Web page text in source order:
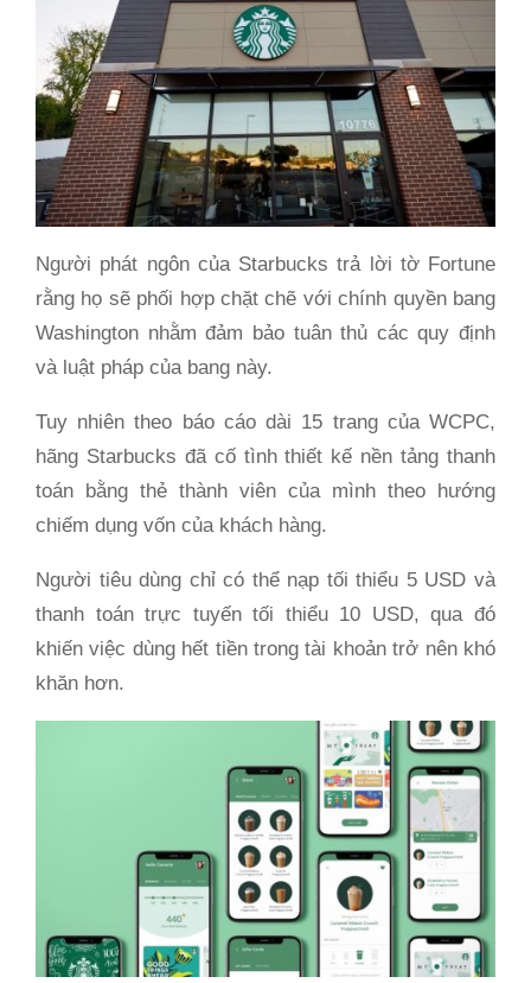
Người phát ngôn của Starbucks trả lời tờ Fortune
rằng họ sẽ phối hợp chặt chẽ với chính quyền bang
Washington nhằm đảm bảo tuân thủ các quy định
và luật pháp của bang này.
Tuy nhiên theo báo cáo dài 15 trang của WCPC,
hãng Starbucks đã cố tình thiết kế nền tảng thanh
toán bằng thẻ thành viên của mình theo hướng
chiếm dụng vốn của khách hàng.
Người tiêu dùng chỉ có thể nạp tối thiểu 5 USD và
thanh toán trực tuyến tối thiểu 10 USD, qua đó
khiến việc dùng hết tiền trong tài khoản trở nên khó
khăn hơn.